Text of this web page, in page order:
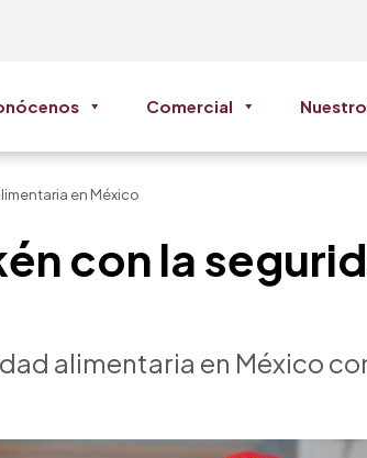
Comercial
en México
con la
alimentaria en México